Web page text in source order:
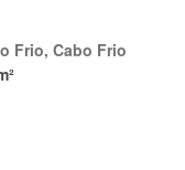
Frio, Cabo Frio